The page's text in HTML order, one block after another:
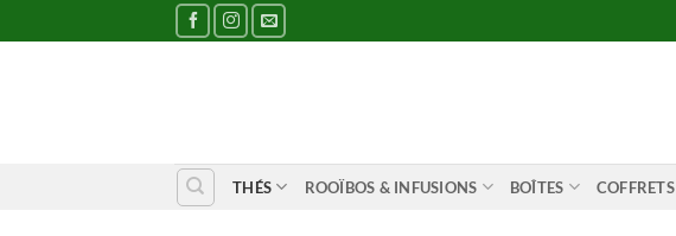
au
THÉS ROOÏBOS & INFUSIONS BOÎTES COFFRETS